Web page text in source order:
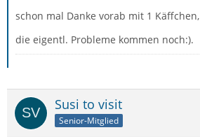
schon mal Danke vorab mit 1 Käffchen,
die eigentl. Probleme kommen noch:).
Susi to visit
Senior-Mitglied